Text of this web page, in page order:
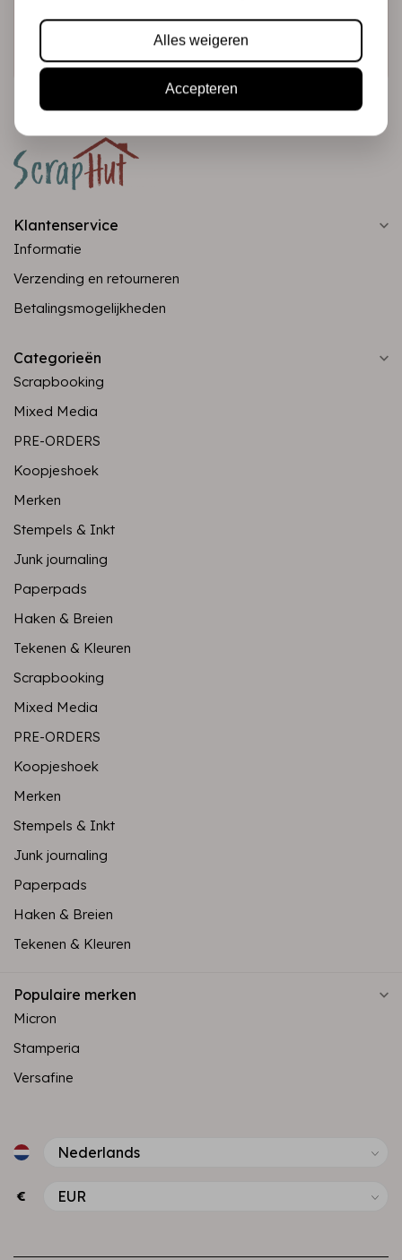
Klantenservice
Informatie
Verzending en retourneren
Betalingsmogelijkheden
Categorieën
Scrapbooking
Mixed Media
PRE-ORDERS
Koopjeshoek
Merken
Stempels & Inkt
Junk journaling
Paperpads
Haken & Breien
Tekenen & Kleuren
Scrapbooking
Mixed Media
PRE-ORDERS
Koopjeshoek
Merken
Stempels & Inkt
Junk journaling
Paperpads
Haken & Breien
Tekenen & Kleuren
Populaire merken
Micron
Stamperia
Versafine
€
Alles weigeren
Accepteren